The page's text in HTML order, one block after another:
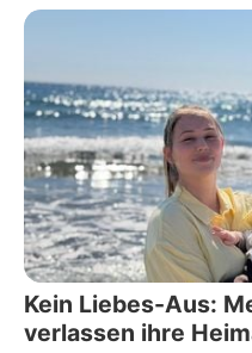
Kein Liebes-Aus:
verlassen ihre